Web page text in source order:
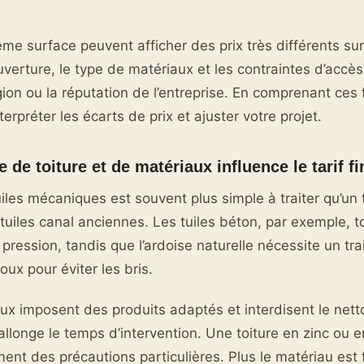
surface peuvent afficher des prix très différents sur
le type de matériaux et les contraintes
ou la réputation de l’entreprise. En comprenant
les écarts de prix et ajuster votre projet.
de toiture et de matériaux influence le tarif
mécaniques est souvent plus simple à traiter
canal anciennes. Les tuiles béton, par exemple,
tandis que l’ardoise naturelle nécessite un
pour éviter les bris.
imposent des produits adaptés et interdisent le
le temps d’intervention. Une toiture en zinc ou
des précautions particulières. Plus le matériau est